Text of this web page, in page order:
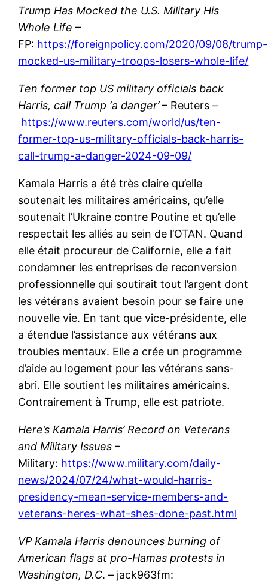
Trump Has Mocked the U.S. Military His
Whole Life –
FP: https://foreignpolicy.com/2020/09/08/trump-
mocked-us-military-troops-losers-whole-life/
Ten former top US military officials back
Harris, call Trump ‘a danger’– Reuters –
https://www.reuters.com/world/us/ten-
former-top-us-military-officials-back-harris-
call-trump-a-danger-2024-09-09/
Kamala Harris a été très claire qu’elle
soutenait les militaires américains, qu’elle
soutenait l’Ukraine contre Poutine et qu’elle
respectait les alliés au sein de l’OTAN. Quand
elle était procureur de Californie, elle a fait
condamner les entreprises de reconversion
professionnelle qui soutirait tout l’argent dont
les vétérans avaient besoin pour se faire une
nouvelle vie. En tant que vice-présidente, elle
a étendue l’assistance aux vétérans aux
troubles mentaux. Elle a crée un programme
d’aide au logement pour les vétérans sans-
abri. Elle soutient les militaires américains.
Contrairement à Trump, elle est patriote.
Here’s Kamala Harris’ Record on Veterans
and Military Issues –
Military: https://www.military.com/daily-
news/2024/07/24/what-would-harris-
presidency-mean-service-members-and-
veterans-heres-what-shes-done-past.html
VP Kamala Harris denounces burning of
American flags at pro-Hamas protests in
Washington, D.C. – jack963fm: